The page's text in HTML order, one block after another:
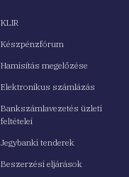
KLIR
Készpénzfórum
Hamisítás megelőzése
Elektronikus számlázás
Bankszámlavezetés üzleti
feltételei
Jegybanki tenderek
Beszerzési eljárások